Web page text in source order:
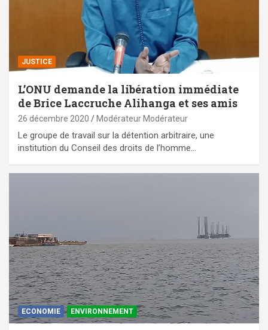
JUSTICE
L’ONU demande la libération immédiate
de Brice Laccruche Alihanga et ses amis
26 décembre 2020 Modérateur Modérateur
Le groupe de travail sur la détention arbitraire, une
institution du Conseil des droits de l’homme…
ECONOMIE ENVIRONNEMENT